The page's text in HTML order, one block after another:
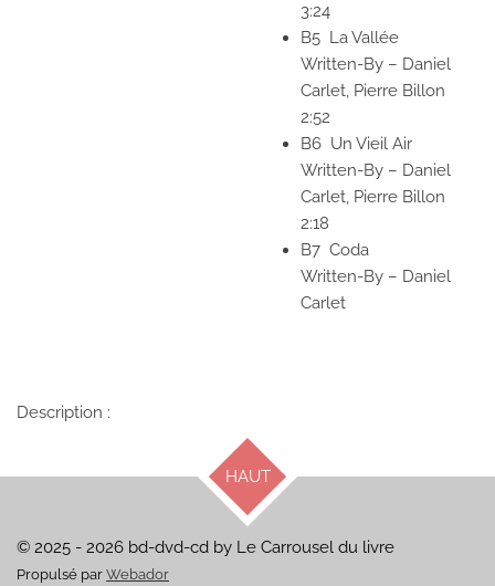
3:24
B5 La Vallée
Written-By – Daniel
Carlet, Pierre Billon
2:52
B6 Un Vieil Air
Written-By – Daniel
Carlet, Pierre Billon
2:18
B7 Coda
Written-By – Daniel
Carlet
Description :
HAUT
© 2025 - 2026 bd-dvd-cd by Le Carrousel du livre
Propulsé par Webador